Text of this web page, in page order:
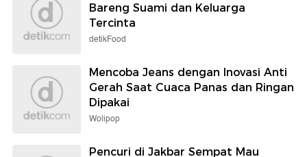
Bareng Suami dan Keluarga
Tercinta
detikFood
Mencoba Jeans dengan Inovasi Anti
Gerah Saat Cuaca Panas dan Ringan
Dipakai
Wolipop
Pencuri di Jakbar Sempat Mau